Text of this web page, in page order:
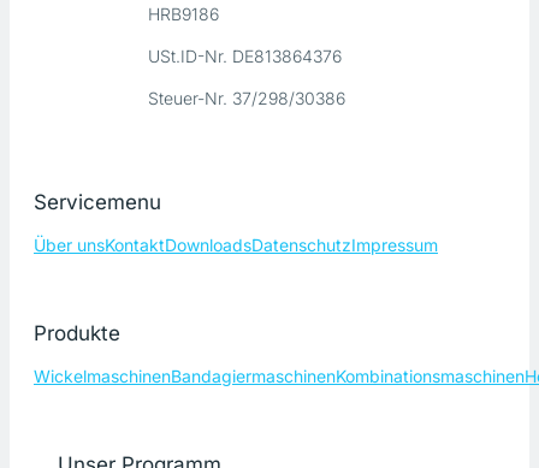
HRB9186
USt.ID-Nr. DE813864376
Steuer-Nr. 37/298/30386
Servicemenu
Über unsKontaktDownloadsDatenschutzImpressum
Produkte
WickelmaschinenBandagiermaschinenKombinationsmaschinen